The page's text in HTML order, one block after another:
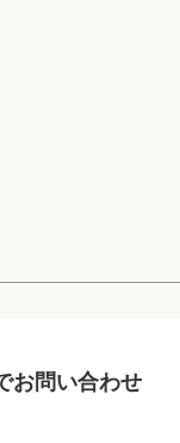
お問い合わせ